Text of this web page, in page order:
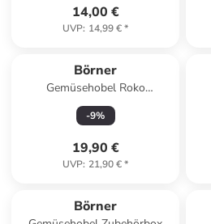
14,00 €
UVP: 14,99 €*
Börner
Gemüsehobel Roko
PowerLine in rot
-9%
19,90 €
UVP: 21,90 €*
Börner